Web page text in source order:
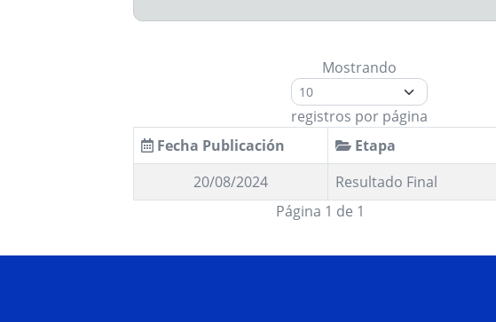
Mostrando
registros por página
Fecha Publicación Etapa
20/08/2024
Resultado Final
Página 1 de 1